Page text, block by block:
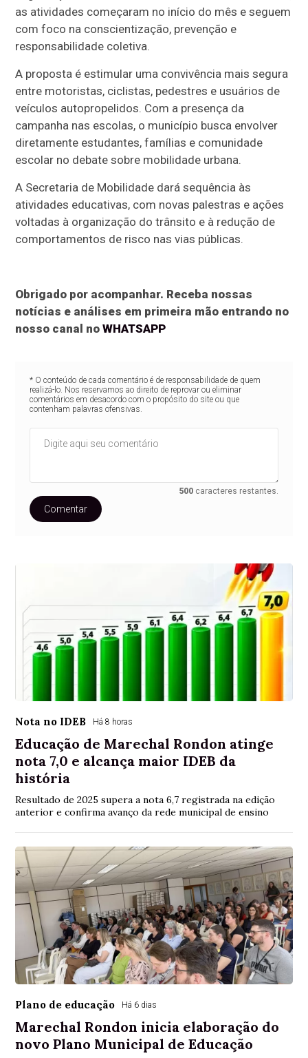
as atividades começaram no início do mês e seguem
com foco na conscientização, prevenção e
responsabilidade coletiva.
A proposta é estimular uma convivência mais segura
entre motoristas, ciclistas, pedestres e usuários de
veículos autopropelidos. Com a presença da
campanha nas escolas, o município busca envolver
diretamente estudantes, famílias e comunidade
escolar no debate sobre mobilidade urbana.
A Secretaria de Mobilidade dará sequência às
atividades educativas, com novas palestras e ações
voltadas à organização do trânsito e à redução de
comportamentos de risco nas vias públicas.
Obrigado por acompanhar. Receba nossas
notícias e análises em primeira mão entrando no
nosso canal noWHATSAPP
* O conteúdo de cada comentário é de responsabilidade de quem
realizá-lo. Nos reservamos ao direito de reprovar ou eliminar
comentários em desacordo com o propósito do site ou que
contenham palavras ofensivas.
500 caracteres restantes.
Comentar
Nota no IDEB Há 8 horas
Educação de Marechal Rondon atinge
nota 7,0 e alcança maior IDEB da
história
Resultado de 2025 supera a nota 6,7 registrada na edição
anterior e confirma avanço da rede municipal de ensino
Plano de educação Há 6 dias
Marechal Rondon inicia elaboração do
novo Plano Municipal de Educação